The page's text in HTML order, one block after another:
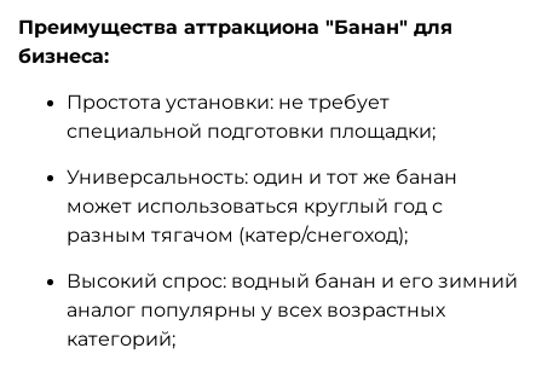
Преимущества аттракциона "Банан" для
бизнеса:
Простота установки: не требует
специальной подготовки площадки;
Универсальность: один и тот же банан
может использоваться круглый год с
разным тягачом (катер/снегоход);
Высокий спрос: водный банан и его зимний
аналог популярны у всех возрастных
категорий;